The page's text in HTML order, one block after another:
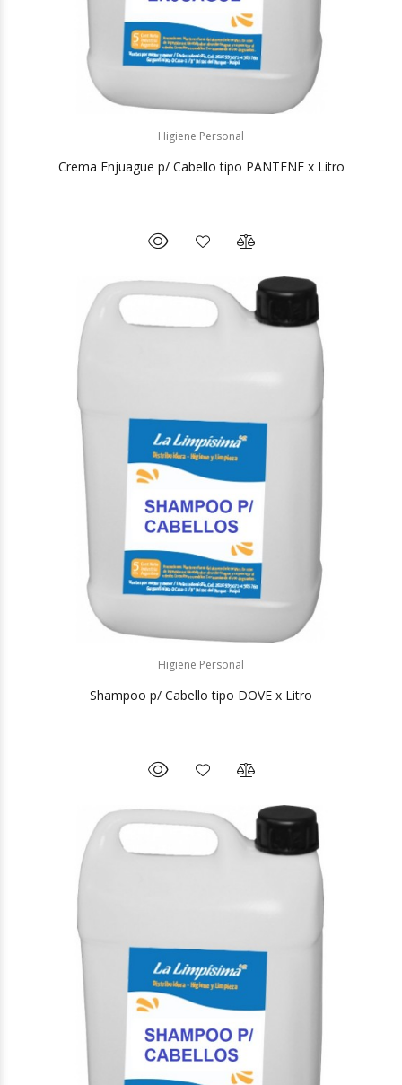
Higiene Personal
Crema Enjuague p/ Cabello tipo PANTENE x Litro
Higiene Personal
Shampoo p/ Cabello tipo DOVE x Litro